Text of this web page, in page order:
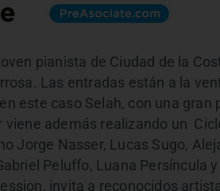
pianista de Ciudad de la
Las entradas están a la
este caso Selah, con una gran
además realizando un
Jorge Nasser, Lucas Sugo,
Peluffo, Luana Persíncula
invita a reconocidos